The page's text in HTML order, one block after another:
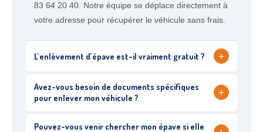
83 64 20 40. Notre équipe se déplace directement à
votre adresse pour récupérer le véhicule sans frais.
L’enlèvement d’épave est-il vraiment gratuit ? +
Avez-vous besoin de documents spécifiques
pour enlever mon véhicule ?
+
Pouvez-vous venir chercher mon épave si elle